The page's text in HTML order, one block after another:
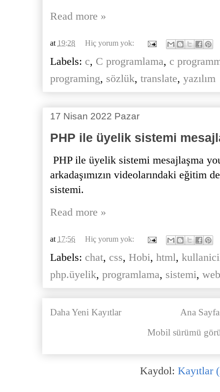
Read more »
at 19:28 Hiç yorum yok:
Labels: c, C programlama, c
programing, sözlük, translate, yazılım
17 Nisan 2022 Pazar
PHP ile üyelik sistemi
PHP ile üyelik sistemi mesajlaşma
arkadaşımızın videolarındaki eğitim
sistemi.
Read more »
at 17:56 Hiç yorum yok:
Labels: chat, css, Hobi, html,
php.üyelik, programlama, sistemi, web
Daha Yeni Kayıtlar
Ana Sayfa
Mobil sürümü
Kaydol:Kayıtlar